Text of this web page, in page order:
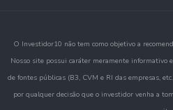
O Investidor10 não tem como objetivo a
Nosso site possui caráter meramente informativo
de fontes públicas (B3, CVM e RI das empresas,
por qualquer decisão que o investidor venha a